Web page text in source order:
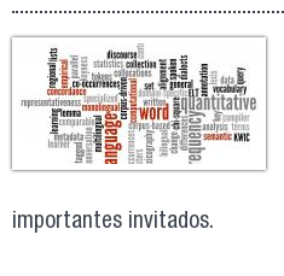
importantes invitados.